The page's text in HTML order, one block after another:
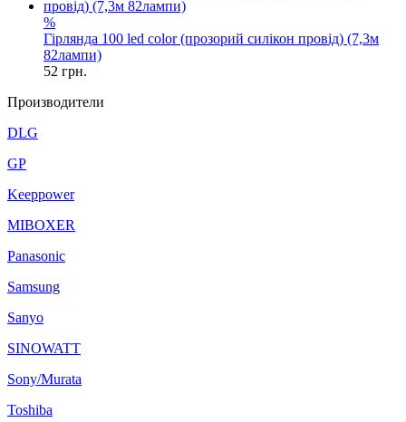
%
Гірлянда 100 led color (прозорий силікон провід) (7,3м
82лампи)
52 грн.
Производители
DLG
GP
Keeppower
MIBOXER
Panasonic
Samsung
Sanyo
SINOWATT
Sony/Murata
Toshiba